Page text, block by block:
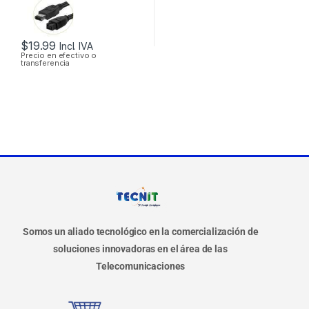
$19.99 Incl. IVA
Precio en efectivo o
transferencia
Somos un aliado tecnológico en la comercialización de
soluciones innovadoras en el área de las
Telecomunicaciones